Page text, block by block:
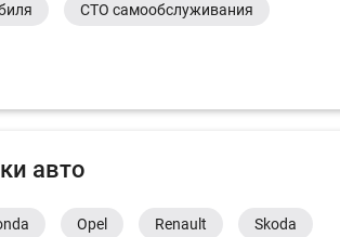
СТО самообслуживания
авто
Opel Renault Skoda